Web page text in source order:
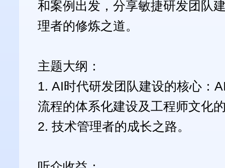
和案例出发，分享敏捷研发团队
理者的修炼之道。
主题大纲：
1. AI时代研发团队建设的核心：
流程的体系化建设及工程师文化
2. 技术管理者的成长之路。